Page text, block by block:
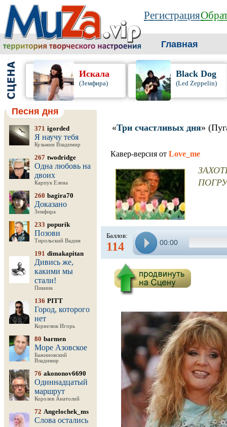
Регистрация
Главная
Искала
(Земфира)
Black Dog
(Led Zeppelin)
Песня дня
371 igorded
Я научу тебя
Кузьмин Владимир
267 twodridge
Одна любовь на
двоих
Карпук Елена
260 bagira70
Доказано
Земфира
233 popurik
Позови
Тирольский Вадим
191 dimakapitan
Дивись же,
какими мы
стали!
Пикник
136 PITT
Город, которого
нет
Корнелюк Игорь
80 barmen
Море Азовское
Бажиновский
Владимир
76 akononov6690
Одиннадцатый
маршрут
Королев Анатолий
72 Angelochek_ms
Слова остались
«Три счастливых дня»
Кавер-версия от Love_me
Баллов:
114 00:00